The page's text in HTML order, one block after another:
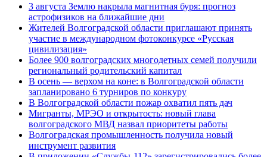
3 августа Землю накрыла магнитная буря: прогноз
астрофизиков на ближайшие дни
Жителей Волгоградской области приглашают принять
участие в международном фотоконкурсе «Русская
цивилизация»
Более 900 волгоградских многодетных семей получили
региональный родительский капитал
В осень — верхом на коне: в Волгоградской области
запланировано 6 турниров по конкуру
В Волгоградской области пожар охватил пять дач
Мигранты, МРЭО и открытость: новый глава
волгоградского МВД назвал приоритеты работы
Волгоградская промышленность получила новый
инструмент развития